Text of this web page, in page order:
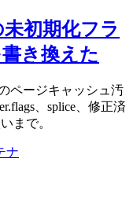
初期化フラ
き換えた
ページキャッシュ汚
、splice、修正済
まで。
ナ